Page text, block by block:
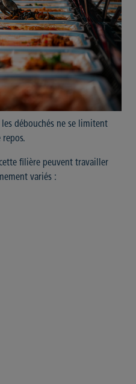
débouchés ne se limitent
repos.
filière peuvent travailler
variés :